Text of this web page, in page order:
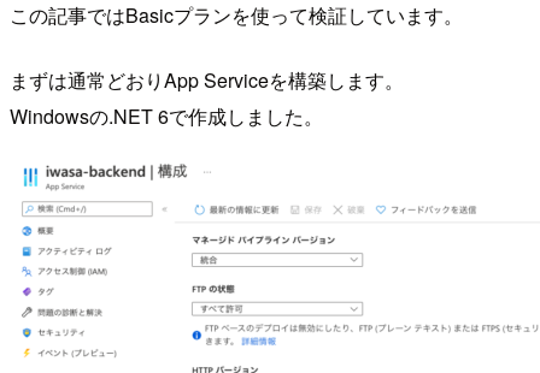
この記事ではBasicプランを使って検証しています。
まずは通常どおりApp Serviceを構築します。
Windowsの.NET 6で作成しました。